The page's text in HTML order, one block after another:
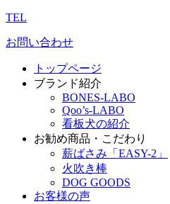
TEL
お問い合わせ
トップページ
ブランド紹介
BONES-LABO
Qoo’s-LABO
看板犬の紹介
お勧め商品・こだわり
薪ばさみ「EASY-2」
火吹き棒
DOG GOODS
お客様の声